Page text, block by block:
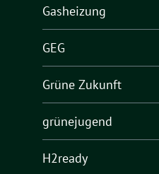
Gasheizung
GEG
Grüne Zukunft
grünejugend
H2ready